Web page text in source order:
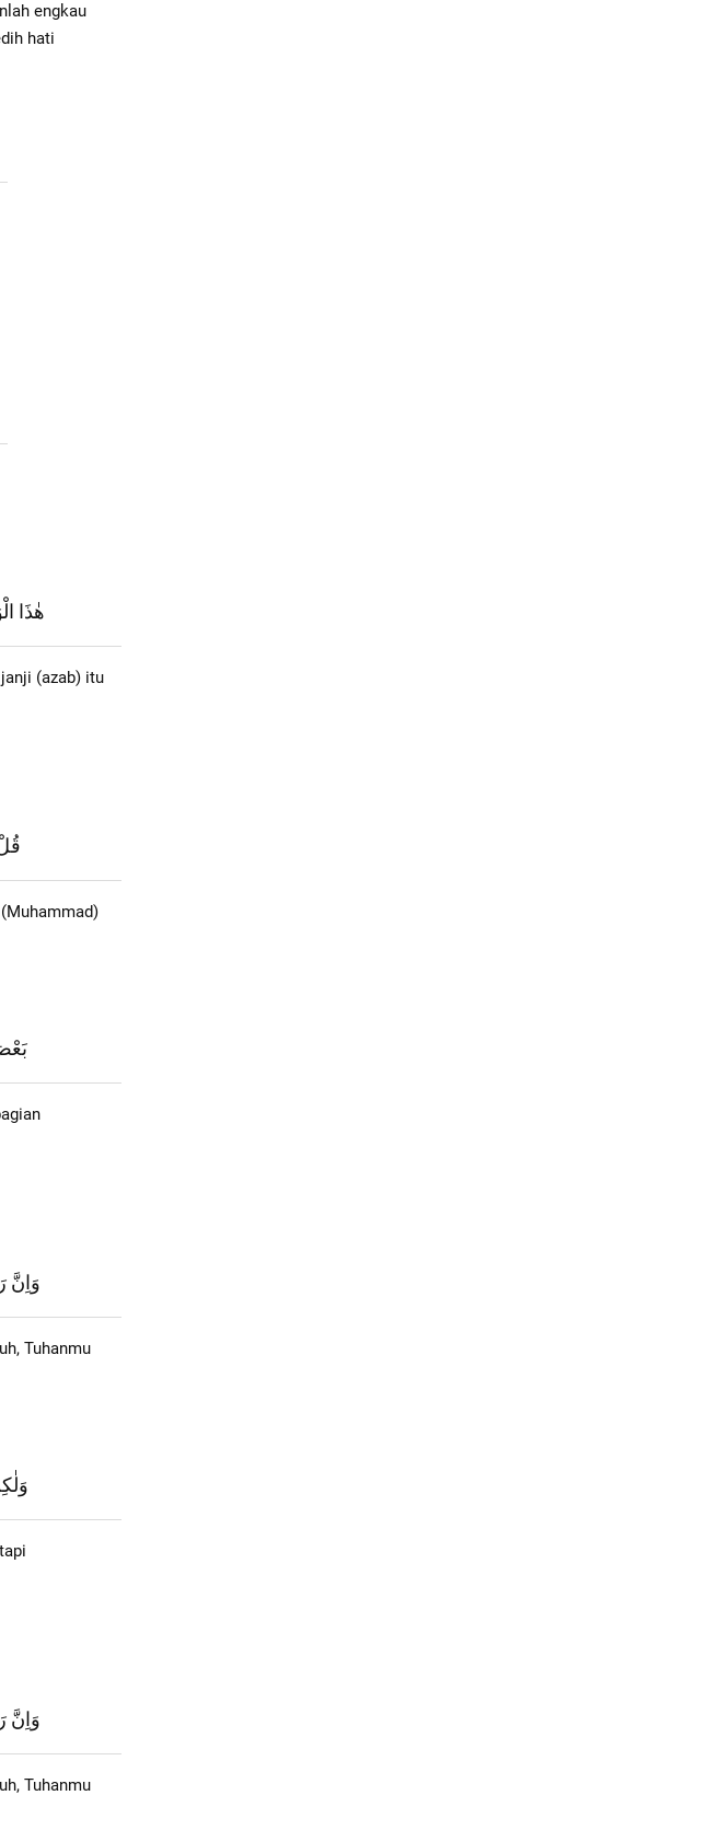
engkau
hati
هٰذَا
(azab) itu
وَاِنَّ
Tuhanmu
وَاِنَّ
Tuhanmu